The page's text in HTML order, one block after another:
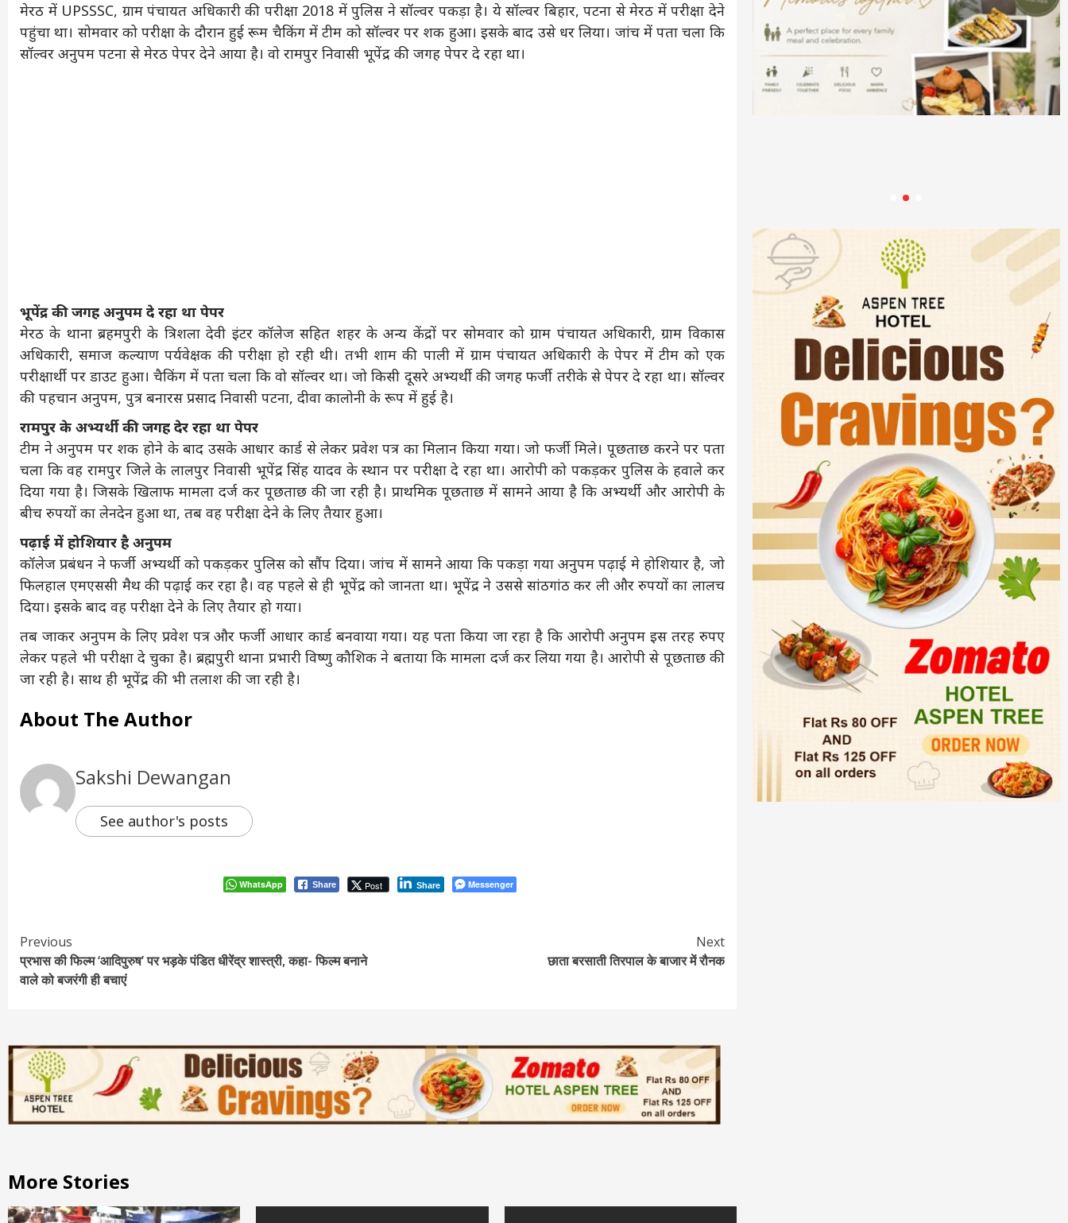
मेरठ में UPSSSC, ग्राम पंचायत अधिकारी की परीक्षा 2018 में पुलिस ने सॉल्वर पकड़ा है। ये सॉल्वर बिहार, पटना से मेरठ में परीक्षा देने
पहुंचा था। सोमवार को परीक्षा के दौरान हुई रूम चैकिंग में टीम को सॉल्वर पर शक हुआ। इसके बाद उसे धर लिया। जांच में पता चला कि
सॉल्वर अनुपम पटना से मेरठ पेपर देने आया है। वो रामपुर निवासी भूपेंद्र की जगह पेपर दे रहा था।
भूपेंद्र की जगह अनुपम दे रहा था पेपर
मेरठ के थाना ब्रहमपुरी के त्रिशला देवी इंटर कॉलेज सहित शहर के अन्य केंद्रों पर सोमवार को ग्राम पंचायत अधिकारी, ग्राम विकास
अधिकारी, समाज कल्याण पर्यवेक्षक की परीक्षा हो रही थी। तभी शाम की पाली में ग्राम पंचायत अधिकारी के पेपर में टीम को एक
परीक्षार्थी पर डाउट हुआ। चैकिंग में पता चला कि वो सॉल्वर था। जो किसी दूसरे अभ्यर्थी की जगह फर्जी तरीके से पेपर दे रहा था। सॉल्वर
की पहचान अनुपम, पुत्र बनारस प्रसाद निवासी पटना, दीवा कालोनी के रूप में हुई है।
रामपुर के अभ्यर्थी की जगह देर रहा था पेपर
टीम ने अनुपम पर शक होने के बाद उसके आधार कार्ड से लेकर प्रवेश पत्र का मिलान किया गया। जो फर्जी मिले। पूछताछ करने पर पता
चला कि वह रामपुर जिले के लालपुर निवासी भूपेंद्र सिंह यादव के स्थान पर परीक्षा दे रहा था। आरोपी को पकड़कर पुलिस के हवाले कर
दिया गया है। जिसके खिलाफ मामला दर्ज कर पूछताछ की जा रही है। प्राथमिक पूछताछ में सामने आया है कि अभ्यर्थी और आरोपी के
बीच रुपयों का लेनदेन हुआ था, तब वह परीक्षा देने के लिए तैयार हुआ।
पढ़ाई में होशियार है अनुपम
कॉलेज प्रबंधन ने फर्जी अभ्यर्थी को पकड़कर पुलिस को सौंप दिया। जांच में सामने आया कि पकड़ा गया अनुपम पढ़ाई मे होशियार है, जो
फिलहाल एमएससी मैथ की पढ़ाई कर रहा है। वह पहले से ही भूपेंद्र को जानता था। भूपेंद्र ने उससे सांठगांठ कर ली और रुपयों का लालच
दिया। इसके बाद वह परीक्षा देने के लिए तैयार हो गया।
तब जाकर अनुपम के लिए प्रवेश पत्र और फर्जी आधार कार्ड बनवाया गया। यह पता किया जा रहा है कि आरोपी अनुपम इस तरह रुपए
लेकर पहले भी परीक्षा दे चुका है। ब्रह्मपुरी थाना प्रभारी विष्णु कौशिक ने बताया कि मामला दर्ज कर लिया गया है। आरोपी से पूछताछ की
जा रही है। साथ ही भूपेंद्र की भी तलाश की जा रही है।
About The Author
Sakshi Dewangan
See author's posts
WhatsApp Share Post Share Messenger
Continue
Reading
Previous
प्रभास की फिल्म ‘आदिपुरुष’ पर भड़के पंडित धीरेंद्र शास्त्री, कहा- फिल्म बनाने
वाले को बजरंगी ही बचाएं
Next
छाता बरसाती तिरपाल के बाजार में रौनक
More Stories